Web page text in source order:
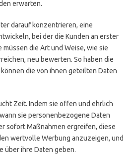
erwarten.
darauf konzentrieren, eine
bei der die Kunden an erster
die Art und Weise, wie sie
neu bewerten. So haben die
die von ihnen geteilten Daten
Zeit. Indem sie offen und ehrlich
sie personenbezogene Daten
sofort Maßnahmen ergreifen, diese
wertvolle Werbung anzuzeigen, und
über ihre Daten geben.